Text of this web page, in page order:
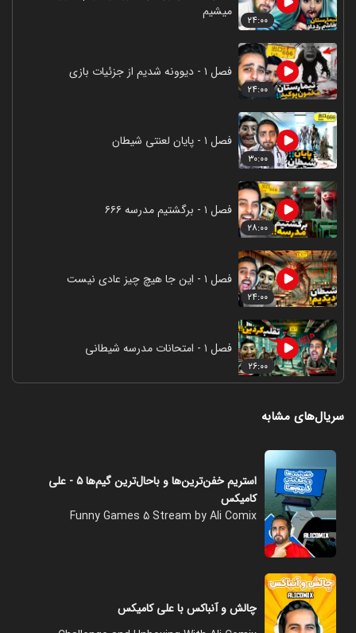
۲۴:۰۰
میشیم
۲۴:۰۰
فصل ۱ - دیوونه شدیم از جزئیات بازی
۳۰:۰۰
فصل ۱ - پایان لعنتی شیطان
۲۸:۰۰
فصل ۱ - برگشتیم مدرسه ۶۶۶
۲۴:۰۰
فصل ۱ - این جا هیچ چیز عادی نیست
۲۶:۰۰
فصل ۱ - امتحانات مدرسه شیطانی
سریال‌های مشابه
استریم خفن‌ترین‌ها و باحال‌ترین گیم‌ها ۵ - علی
کامیکس
Funny Games 5 Stream by Ali Comix
چالش و آنباکس با علی کامیکس